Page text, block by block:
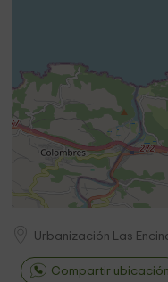
Urbanización Las
Compartir ubicación